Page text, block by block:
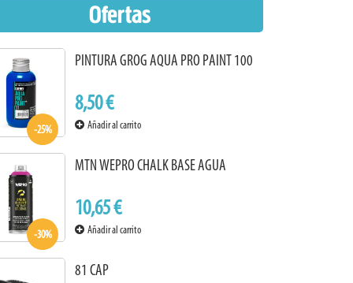
Ofertas
-25%
PINTURA GROG AQUA PRO PAINT 100
8,50 €
Añadir al carrito
-30%
MTN WEPRO CHALK BASE AGUA
10,65 €
Añadir al carrito
81 CAP